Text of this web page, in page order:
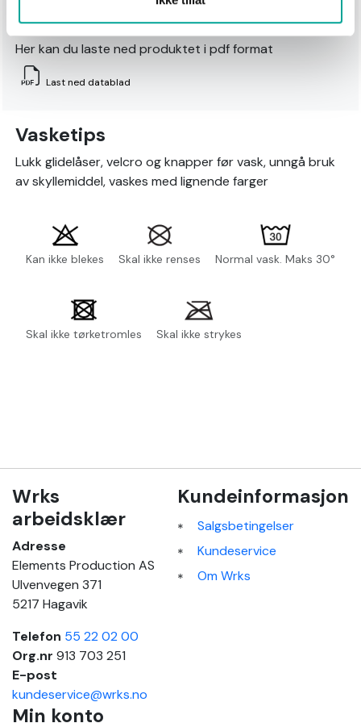
Datablad
Her kan du laste ned produktet i pdf format
Last ned datablad
Vasketips
Lukk glidelåser, velcro og knapper før vask, unngå bruk
av skyllemiddel, vaskes med lignende farger
Kan ikke blekes Skal ikke renses Normal vask. Maks 30°
Skal ikke tørketromles Skal ikke strykes
Wrks
arbeidsklær
Adresse
Elements Production AS
Ulvenvegen 371
5217 Hagavik
Telefon 55 22 02 00
Org.nr 913 703 251
E-post
kundeservice@wrks.no
Kundeinformasjon
Salgsbetingelser
Kundeservice
Om Wrks
Min konto